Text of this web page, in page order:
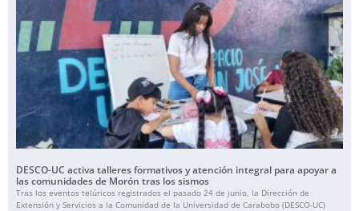
DESCO-UC activa talleres formativos y atención integral para apoyar a
las comunidades de Morón tras los sismos
Tras los eventos telúricos registrados el pasado 24 de junio, la Dirección de
Extensión y Servicios a la Comunidad de la Universidad de Carabobo (DESCO-UC)